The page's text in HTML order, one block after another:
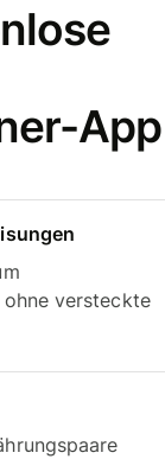
App
ohne versteckte